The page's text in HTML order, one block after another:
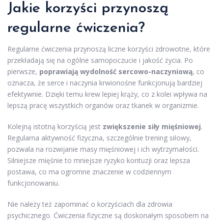
Jakie korzyści przynoszą
regularne ćwiczenia?
Regularne ćwiczenia przynoszą liczne korzyści zdrowotne, które
przekładają się na ogólne samopoczucie i jakość życia. Po
pierwsze, poprawiają wydolność sercowo-naczyniową, co
oznacza, że serce i naczynia krwionośne funkcjonują bardziej
efektywnie. Dzięki temu krew lepiej krąży, co z kolei wpływa na
lepszą pracę wszystkich organów oraz tkanek w organizmie.
Kolejną istotną korzyścią jest zwiększenie siły mięśniowej.
Regularna aktywność fizyczna, szczególnie trening siłowy,
pozwala na rozwijanie masy mięśniowej i ich wytrzymałości.
Silniejsze mięśnie to mniejsze ryzyko kontuzji oraz lepsza
postawa, co ma ogromne znaczenie w codziennym
funkcjonowaniu.
Nie należy też zapominać o korzyściach dla zdrowia
psychicznego. Ćwiczenia fizyczne są doskonałym sposobem na